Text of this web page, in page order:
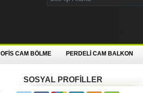
OFİS CAM BÖLME PERDELİ CAM BALKON
SOSYAL PROFİLLER